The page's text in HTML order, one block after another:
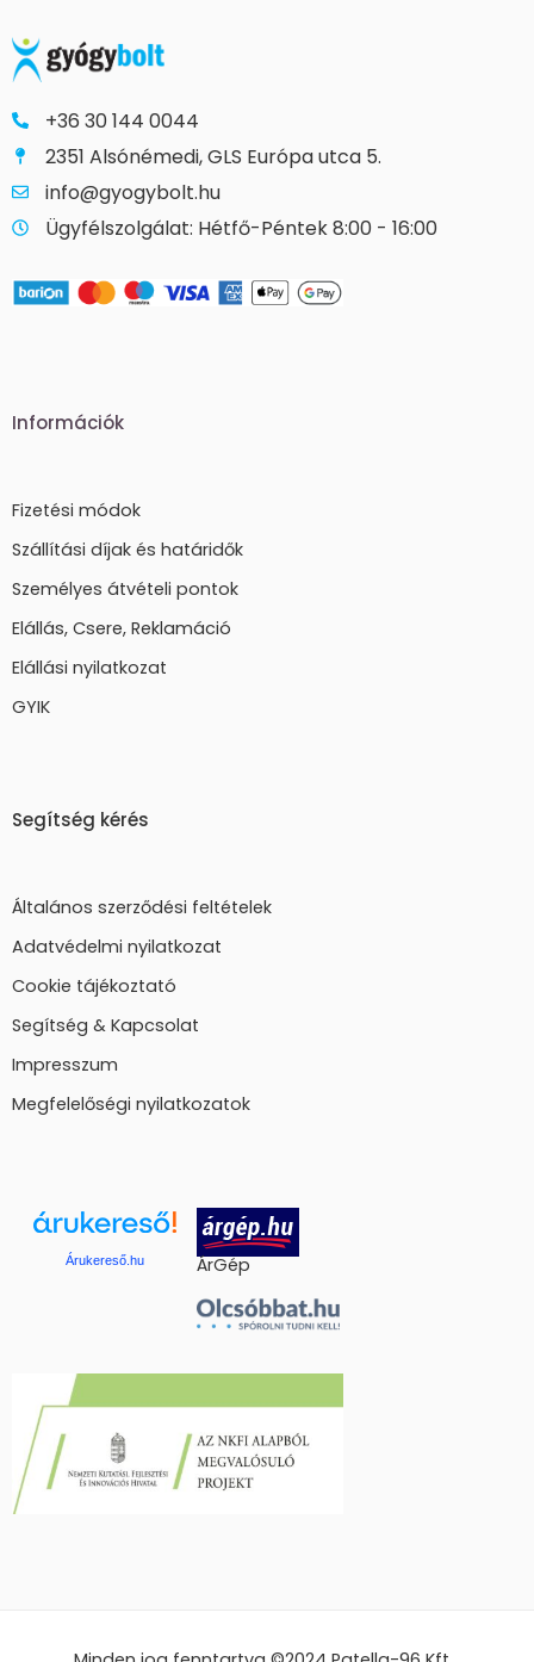
+36 30 144 0044
2351 Alsónémedi, GLS Európa utca 5.
info@gyogybolt.hu
Ügyfélszolgálat: Hétfő-Péntek 8:00 - 16:00
Információk
Fizetési módok
Szállítási díjak és határidők
Személyes átvételi pontok
Elállás, Csere, Reklamáció
Elállási nyilatkozat
GYIK
Segítség kérés
Általános szerződési feltételek
Adatvédelmi nyilatkozat
Cookie tájékoztató
Segítség & Kapcsolat
Impresszum
Megfelelőségi nyilatkozatok
Árukereső.hu ÁrGép